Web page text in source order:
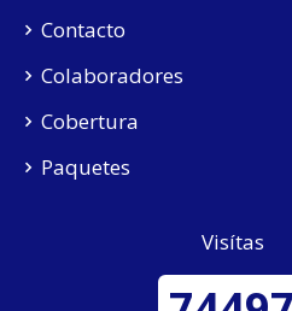
Contacto
Colaboradores
Cobertura
Paquetes
Visítas